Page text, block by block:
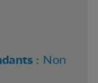
: Non